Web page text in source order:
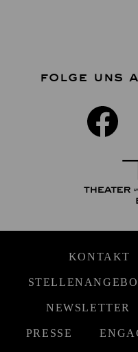
FOLGE UNS
KONTAKT
NEWSLETTER
PRESSE